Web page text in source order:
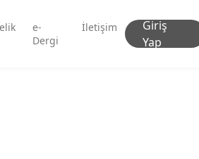
e-
Dergi
İletişim
Giriş
Yap